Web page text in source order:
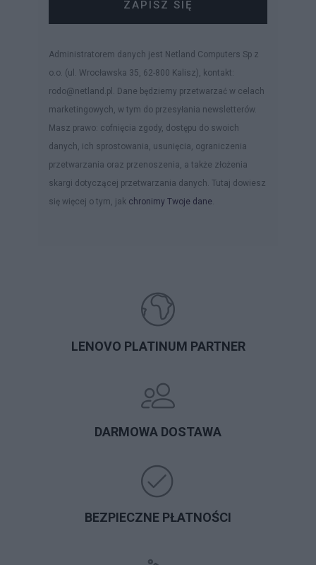
ZAPISZ SIĘ
Administratorem danych jest Netland Computers Sp z
o.o. (ul. Wrocławska 35, 62-800 Kalisz), kontakt:
rodo@netland.pl. Dane będziemy przetwarzać w celach
marketingowych, w tym do przesyłania newsletterów.
Masz prawo: cofnięcia zgody, dostępu do swoich
danych, ich sprostowania, usunięcia, ograniczenia
przetwarzania oraz przenoszenia, a także złożenia
skargi dotyczącej przetwarzania danych. Tutaj dowiesz
się więcej o tym, jak chronimy Twoje dane.
LENOVO PLATINUM PARTNER
DARMOWA DOSTAWA
BEZPIECZNE PŁATNOŚCI